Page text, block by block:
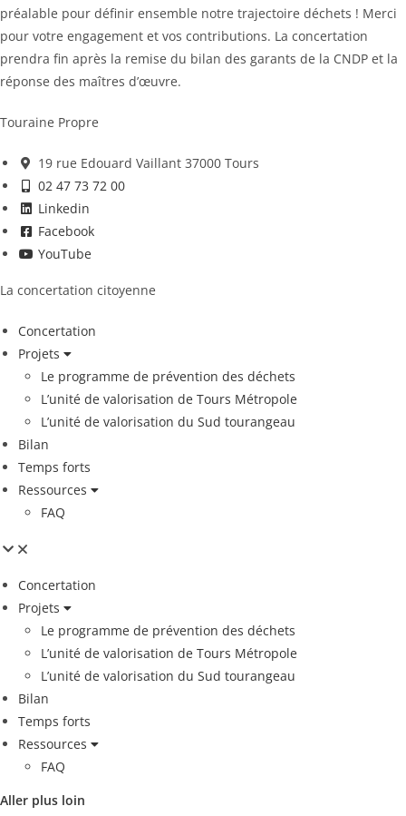
préalable pour définir ensemble notre trajectoire déchets ! Merci
pour votre engagement et vos contributions. La concertation
prendra fin après la remise du bilan des garants de la CNDP et la
réponse des maîtres d’œuvre.
Touraine Propre
19 rue Edouard Vaillant 37000 Tours
02 47 73 72 00
Linkedin
Facebook
YouTube
La concertation citoyenne
Concertation
Projets
Le programme de prévention des déchets
L’unité de valorisation de Tours Métropole
L’unité de valorisation du Sud tourangeau
Bilan
Temps forts
Ressources
FAQ
Concertation
Projets
Le programme de prévention des déchets
L’unité de valorisation de Tours Métropole
L’unité de valorisation du Sud tourangeau
Bilan
Temps forts
Ressources
FAQ
Aller plus loin